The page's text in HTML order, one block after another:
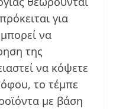
για
να
της
να κόψετε
το τέμπε
με βάση